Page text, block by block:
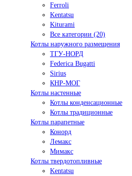
Ferroli
Kentatsu
Kiturami
Все категории (20)
Котлы наружного размещения
ТГУ-НОРД
Federica Bugatti
Sirius
КНР-МОГ
Котлы настенные
Котлы конденсационные
Котлы традиционные
Котлы парапетные
Конорд
Лемакс
Мимакс
Котлы твердотопливные
Kentatsu